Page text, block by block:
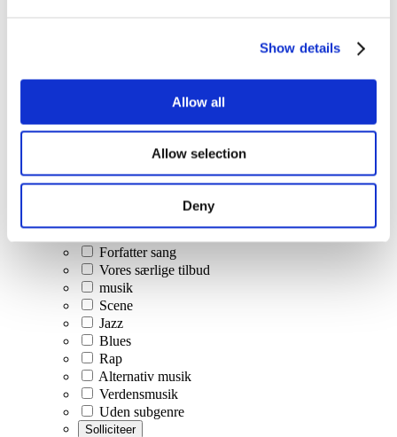
Show details
Allow all
Allow selection
Deny
Koncerter
Klassisk musik
Popmusik
Rockmusik
Forfatter sang
Vores særlige tilbud
musik
Scene
Jazz
Blues
Rap
Alternativ musik
Verdensmusik
Uden subgenre
Solliciteer